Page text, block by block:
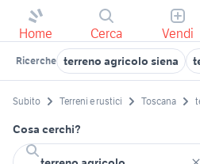
Home Cerca Vendi
Ricerche terreno agricolo siena
Subito Terreni e rustici Toscana
Cosa cerchi?